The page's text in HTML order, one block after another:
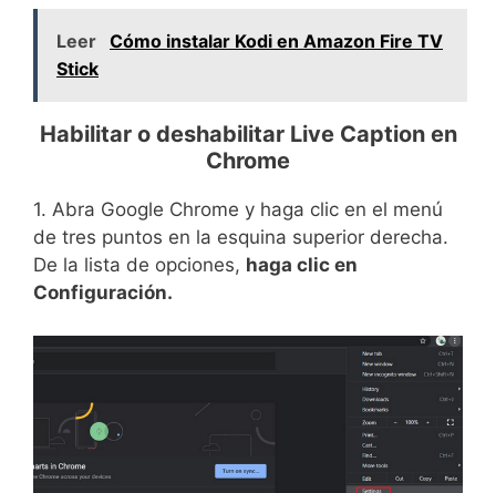
Leer Cómo instalar Kodi en Amazon Fire TV
Stick
Habilitar o deshabilitar Live Caption en
Chrome
1. Abra Google Chrome y haga clic en el menú
de tres puntos en la esquina superior derecha.
De la lista de opciones, haga clic en
Configuración.